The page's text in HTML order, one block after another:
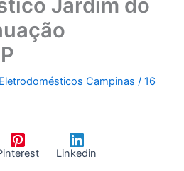
Jardim do
Campinas/16
Linkedin